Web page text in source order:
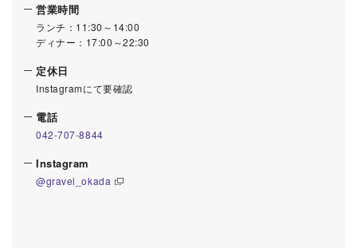
営業時間
ランチ：11:30～14:00
ディナー：17:00～22:30
定休日
Instagramにて要確認
電話
042-707-8844
Instagram
@gravel_okada